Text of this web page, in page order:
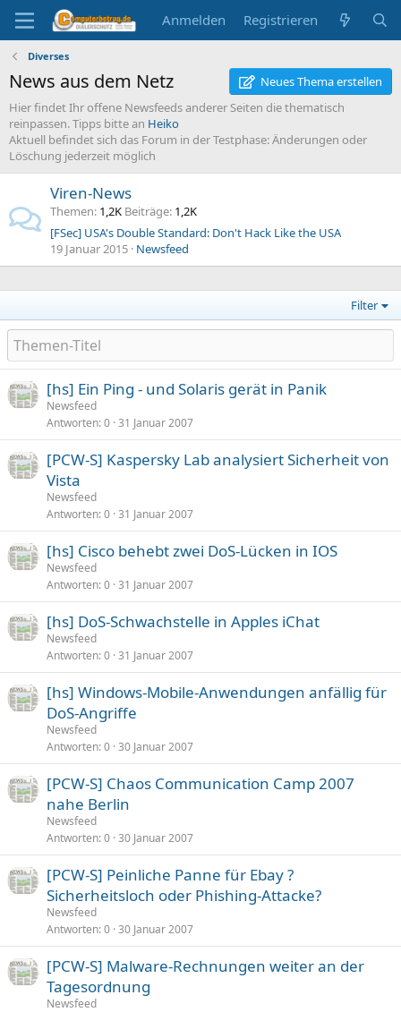
Anmelden Registrieren
Diverses
News aus dem Netz
Neues Thema erstellen
Hier findet Ihr offene Newsfeeds anderer Seiten die thematisch
reinpassen. Tipps bitte an Heiko
Aktuell befindet sich das Forum in der Testphase: Änderungen oder
Löschung jederzeit möglich
Viren-News
Themen 1,2K Beiträge 1,2K
[FSec] USA's Double Standard: Don't Hack Like the USA
19 Januar 2015 Newsfeed
Filter
[hs] Ein Ping - und Solaris gerät in Panik
Newsfeed
Antworten 0 31 Januar 2007
[PCW-S] Kaspersky Lab analysiert Sicherheit von
Vista
Newsfeed
Antworten 0 31 Januar 2007
[hs] Cisco behebt zwei DoS-Lücken in IOS
Newsfeed
Antworten 0 31 Januar 2007
[hs] DoS-Schwachstelle in Apples iChat
Newsfeed
Antworten 0 31 Januar 2007
[hs] Windows-Mobile-Anwendungen anfällig für
DoS-Angriffe
Newsfeed
Antworten 0 30 Januar 2007
[PCW-S] Chaos Communication Camp 2007
nahe Berlin
Newsfeed
Antworten 0 30 Januar 2007
[PCW-S] Peinliche Panne für Ebay ?
Sicherheitsloch oder Phishing-Attacke?
Newsfeed
Antworten 0 30 Januar 2007
[PCW-S] Malware-Rechnungen weiter an der
Tagesordnung
Newsfeed